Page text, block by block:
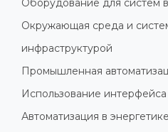
Оборудование для систем
Окружающая среда и
инфраструктурой
Промышленная
Использование
Автоматизация в энергетике